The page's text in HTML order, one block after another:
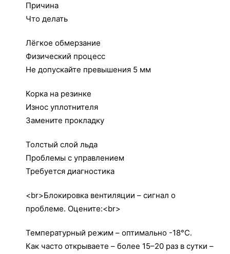
Причина
Что делать
Лёгкое обмерзание
Физический процесс
Не допускайте превышения 5 мм
Корка на резинке
Износ уплотнителя
Замените прокладку
Толстый слой льда
Проблемы с управлением
Требуется диагностика
<br>Блокировка вентиляции – сигнал о
проблеме. Оцените:<br>
Температурный режим – оптимально -18°C.
Как часто открываете – более 15–20 раз в сутки –